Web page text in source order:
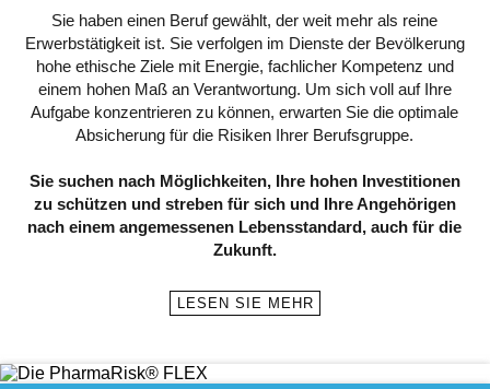
Sie haben einen Beruf gewählt, der weit mehr als reine
Erwerbstätigkeit ist. Sie verfolgen im Dienste der Bevölkerung
hohe ethische Ziele mit Energie, fachlicher Kompetenz und
einem hohen Maß an Verantwortung. Um sich voll auf Ihre
Aufgabe konzentrieren zu können, erwarten Sie die optimale
Absicherung für die Risiken Ihrer Berufsgruppe.
Sie suchen nach Möglichkeiten, Ihre hohen Investitionen
zu schützen und streben für sich und Ihre Angehörigen
nach einem angemessenen Lebensstandard, auch für die
Zukunft.
LESEN SIE MEHR